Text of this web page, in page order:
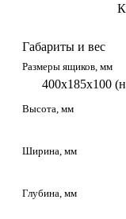
Габариты и вес
Размеры ящиков, мм
400х185х100
Высота, мм
Ширина, мм
Глубина, мм